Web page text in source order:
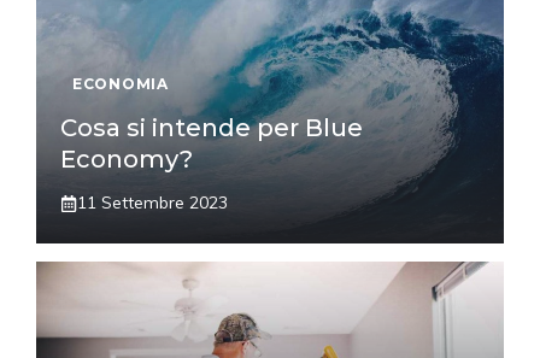
ECONOMIA
Cosa si intende per Blue
Economy?
11 Settembre 2023